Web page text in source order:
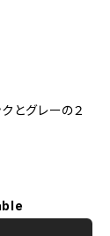
とグレーの２